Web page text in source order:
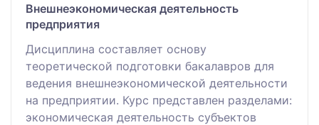
Внешнеэкономическая деятельность
предприятия
Дисциплина составляет основу
теоретической подготовки бакалавров для
ведения внешнеэкономической деятельности
на предприятии. Курс представлен разделами:
экономическая деятельность субъектов